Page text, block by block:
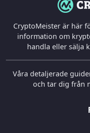
CryptoMeister är här
information om
handla eller sälja
Våra detaljerade
och tar dig från